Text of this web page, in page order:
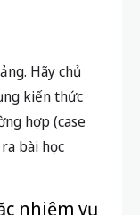
Hãy chủ
kiến thức
hợp (case
bài học
nhiệm vụ